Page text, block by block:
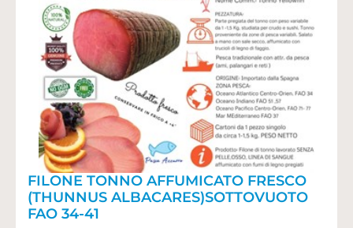
FILONE TONNO AFFUMICATO FRESCO
(THUNNUS ALBACARES)SOTTOVUOTO
FAO 34-41